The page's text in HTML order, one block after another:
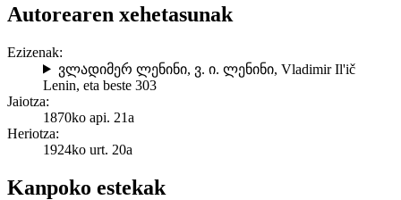
Autorearen xehetasunak
Ezizenak:
ვლადიმერ ლენინი, ვ. ი. ლენინი, Vladimir Il'ič
Lenin, eta beste 303
Jaiotza:
1870ko api. 21a
Heriotza:
1924ko urt. 20a
Kanpoko estekak